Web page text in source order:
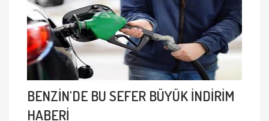
BENZİN'DE BU SEFER BÜYÜK İNDİRİM
HABERİ